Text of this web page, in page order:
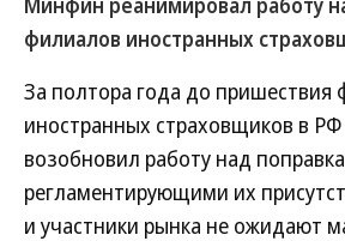
филиалов иностранных
За полтора года до пришествия
иностранных страховщиков в
возобновил работу над
регламентирующими их
и участники рынка не ожидают